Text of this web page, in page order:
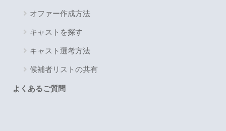
オファー作成方法
キャストを探す
キャスト選考方法
候補者リストの共有
よくあるご質問